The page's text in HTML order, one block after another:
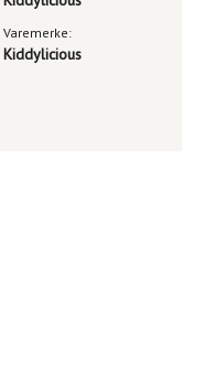
Varemerke:
Kiddylicious